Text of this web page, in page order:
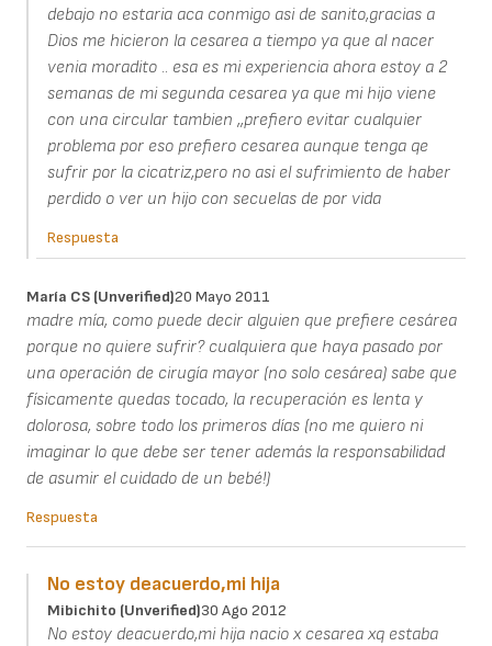
debajo no estaria aca conmigo asi de sanito,gracias a
Dios me hicieron la cesarea a tiempo ya que al nacer
venia moradito .. esa es mi experiencia ahora estoy a 2
semanas de mi segunda cesarea ya que mi hijo viene
con una circular tambien ,,prefiero evitar cualquier
problema por eso prefiero cesarea aunque tenga qe
sufrir por la cicatriz,pero no asi el sufrimiento de haber
perdido o ver un hijo con secuelas de por vida
Respuesta
María CS (unverified)20 Mayo 2011
madre mía, como puede decir alguien que prefiere cesárea
porque no quiere sufrir? cualquiera que haya pasado por
una operación de cirugía mayor (no solo cesárea) sabe que
físicamente quedas tocado, la recuperación es lenta y
dolorosa, sobre todo los primeros días (no me quiero ni
imaginar lo que debe ser tener además la responsabilidad
de asumir el cuidado de un bebé!)
Respuesta
No estoy deacuerdo,mi hija
Mibichito (unverified)30 Ago 2012
No estoy deacuerdo,mi hija nacio x cesarea xq estaba